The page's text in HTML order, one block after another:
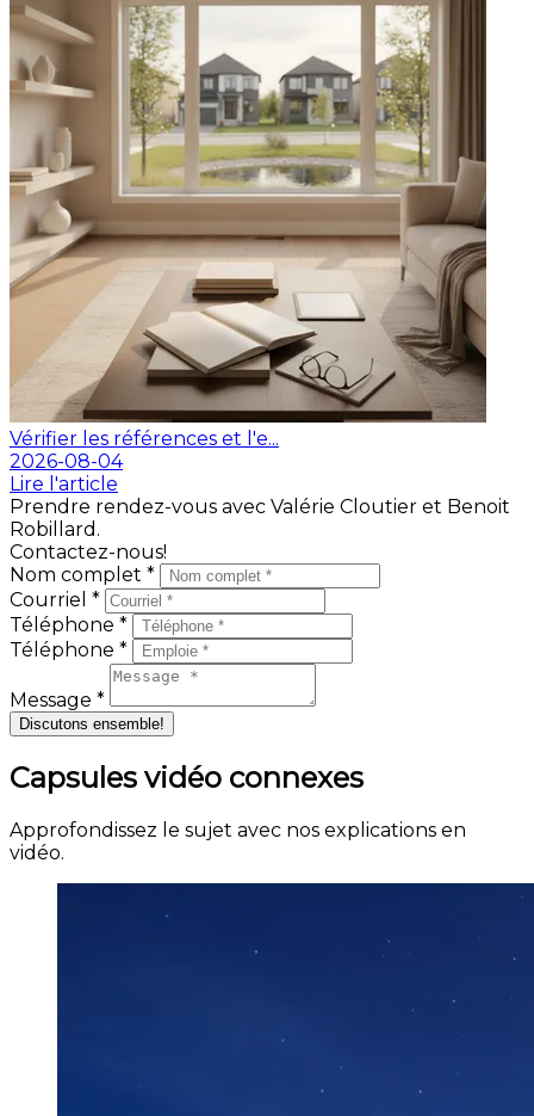
Vérifier les références et l'e...
2026-08-04
Lire l'article
Prendre rendez-vous avec Valérie Cloutier et Benoit
Robillard.
Contactez-nous!
Nom complet *
Courriel *
Téléphone *
Téléphone *
Message *
Discutons ensemble!
Capsules vidéo connexes
Approfondissez le sujet avec nos explications en
vidéo.